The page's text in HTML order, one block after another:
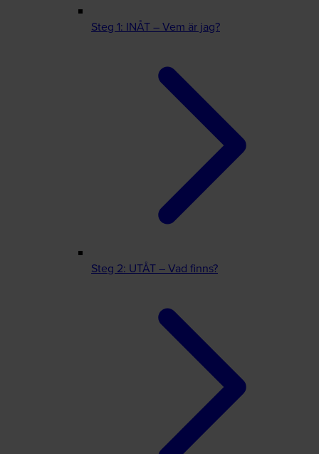
Steg 1: INÅT – Vem är jag?
Steg 2: UTÅT – Vad finns?